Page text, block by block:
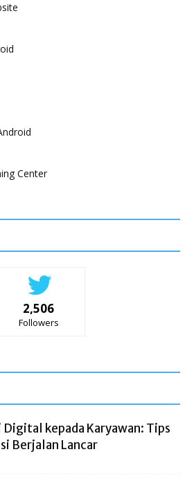
Center
2,506
Followers
Digital kepada Karyawan: Tips
Berjalan Lancar